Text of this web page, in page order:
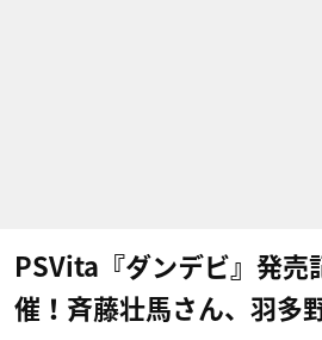
PSVita『ダンデビ』発売
催！斉藤壮馬さん、羽多